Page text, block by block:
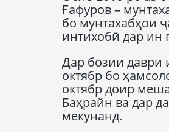
Ғафуров –
бо мунтахабҳои
интихобӣ дар ин
Дар бозии даври
октябр бо
октябр доир
Баҳрайн ва дар
мекунанд.